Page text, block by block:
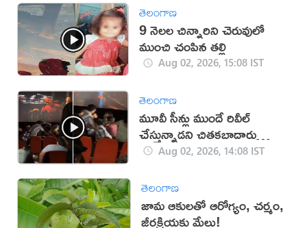
తెలంగాణ
9 నెలల చిన్నారిని చెరువులో
ముంచి చంపిన తల్లి
Aug 02, 2026, 15:08 IST
తెలంగాణ
మూవీ సీన్లు ముందే రివీల్
చేస్తున్నాడని చితకబాదారు
(వీడియో)
Aug 02, 2026, 14:08 IST
తెలంగాణ
జామ ఆకులతో ఆరోగ్యం, చర్మం,
జీర్ణక్రియకు మేలు!